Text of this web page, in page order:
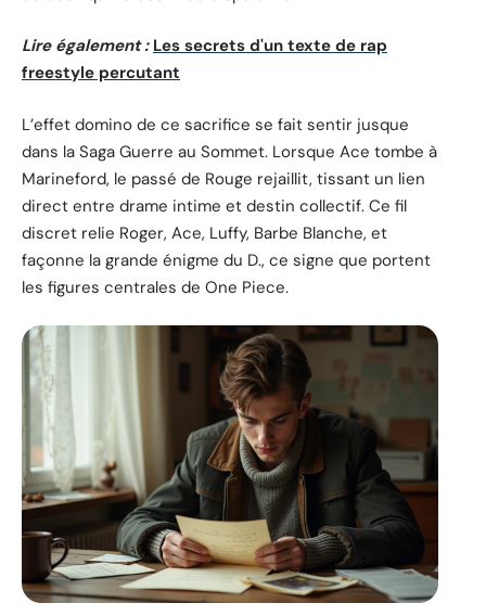
Lire également : Les secrets d'un texte de rap
freestyle percutant
L’effet domino de ce sacrifice se fait sentir jusque
dans la Saga Guerre au Sommet. Lorsque Ace tombe à
Marineford, le passé de Rouge rejaillit, tissant un lien
direct entre drame intime et destin collectif. Ce fil
discret relie Roger, Ace, Luffy, Barbe Blanche, et
façonne la grande énigme du D., ce signe que portent
les figures centrales de One Piece.